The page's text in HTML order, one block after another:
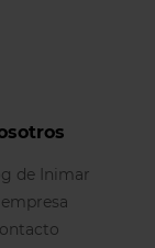
de Inimar
empresa